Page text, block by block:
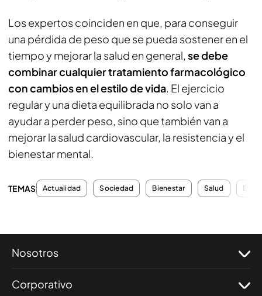
Los expertos coinciden en que, para conseguir
una pérdida de peso que se pueda sostener en el
tiempo y mejorar la salud en general, se debe
combinar cualquier tratamiento farmacológico
con cambios en el estilo de vida. El ejercicio
regular y una dieta equilibrada no solo van a
ayudar a perder peso, sino que también van a
mejorar la salud cardiovascular, la resistencia y el
bienestar mental.
TEMAS Actualidad Sociedad Bienestar Salud
Nosotros
Corporativo